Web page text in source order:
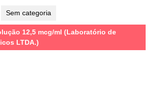
Sem categoria
12,5 mcg/ml (Laboratório de
LTDA.)